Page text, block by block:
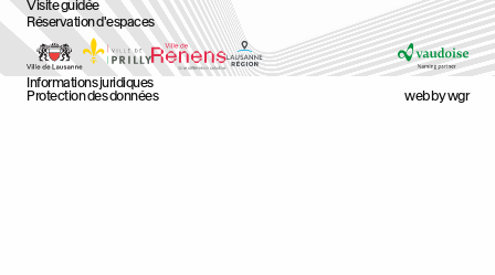
Visite guidée
Réservation d'espaces
Informations juridiques
Protection des données
web by wgr